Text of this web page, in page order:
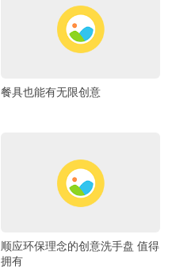
餐具也能有无限创意
顺应环保理念的创意洗手盘 值得
拥有